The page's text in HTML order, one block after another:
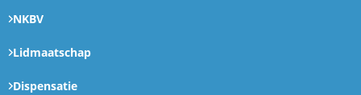
NKBV
Lidmaatschap
Dispensatie